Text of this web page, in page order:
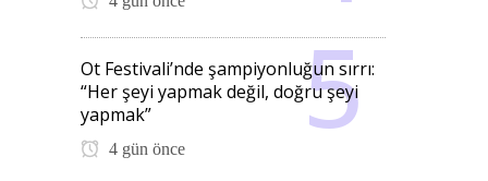
Ot Festivali’nde şampiyonluğun sırrı:
“Her şeyi yapmak değil, doğru şeyi
yapmak”
4 gün önce